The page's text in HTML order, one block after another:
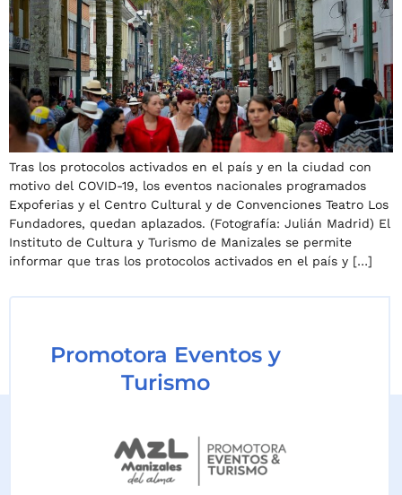
Tras los protocolos activados en el país y en la ciudad con
motivo del COVID-19, los eventos nacionales programados
Expoferias y el Centro Cultural y de Convenciones Teatro Los
Fundadores, quedan aplazados. (Fotografía: Julián Madrid) El
Instituto de Cultura y Turismo de Manizales se permite
informar que tras los protocolos activados en el país y […]
Promotora Eventos y
Turismo